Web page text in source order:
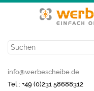
info@werbescheibe.de
Tel.: +49 (0)231 58688312